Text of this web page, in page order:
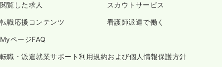
閲覧した求人 スカウトサービス
転職応援コンテンツ 看護師派遣で働く
MyページFAQ
転職・派遣就業サポート利用規約および個人情報保護方針